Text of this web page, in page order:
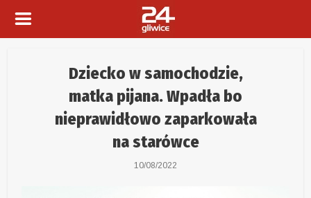
Dziecko w samochodzie,
matka pijana. Wpadła bo
nieprawidłowo zaparkowała
na starówce
10/08/2022